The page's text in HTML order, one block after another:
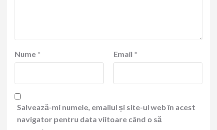
Nume * Email *
Salvează-mi numele, emailul și site-ul web în acest
navigator pentru data viitoare când o să